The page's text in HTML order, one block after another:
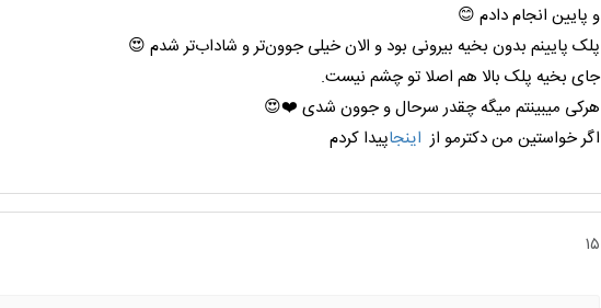
و پایین انجام دادم 😊
پلک پایینم بدون بخیه بیرونی بود و الان خیلی جوون‌تر و شاداب‌تر شدم 😍
جای بخیه پلک بالا هم اصلا تو چشم نیست.
هرکی میبینتم میگه چقدر سرحال و جوون شدی ❤️😍
اگر خواستین من دکترمو از
پیدا کردم
۱۵